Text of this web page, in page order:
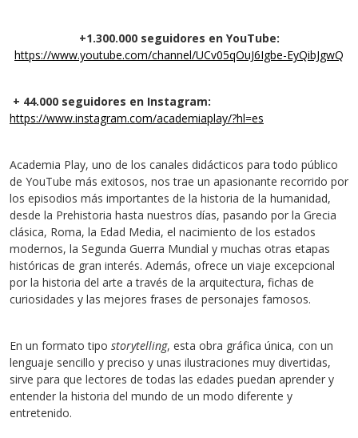
+1.300.000 seguidores en YouTube:
https://www.youtube.com/channel/UCv05qOuJ6Igbe-EyQibJgwQ
+ 44.000 seguidores en Instagram:
https://www.instagram.com/academiaplay/?hl=es
Academia Play, uno de los canales didácticos para todo público
de YouTube más exitosos, nos trae un apasionante recorrido por
los episodios más importantes de la historia de la humanidad,
desde la Prehistoria hasta nuestros días, pasando por la Grecia
clásica, Roma, la Edad Media, el nacimiento de los estados
modernos, la Segunda Guerra Mundial y muchas otras etapas
históricas de gran interés. Además, ofrece un viaje excepcional
por la historia del arte a través de la arquitectura, fichas de
curiosidades y las mejores frases de personajes famosos.
En un formato tipo storytelling, esta obra gráfica única, con un
lenguaje sencillo y preciso y unas ilustraciones muy divertidas,
sirve para que lectores de todas las edades puedan aprender y
entender la historia del mundo de un modo diferente y
entretenido.